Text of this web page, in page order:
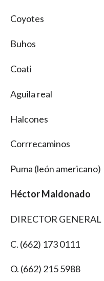
Coyotes
Buhos
Coati
Aguila real
Halcones
Corrrecaminos
Puma (león americano)
Héctor Maldonado
DIRECTOR GENERAL
C. (662) 173 0111
O. (662) 215 5988